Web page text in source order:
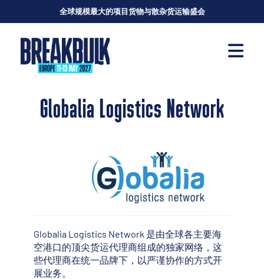
全球规模最大的项目货物与散杂货运输盛会
Globalia Logistics Network
Globalia Logistics Network 是由全球各主要海
空港口的顶尖货运代理商组成的独家网络，这
些代理商在统一品牌下，以严谨协作的方式开
展业务。